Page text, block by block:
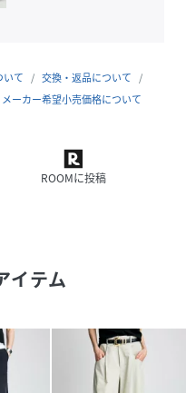
大人の女性に寄り添うニ
)
いて
交換・返品について
メーカー希望小売価格について
ROOMに投稿
イテム